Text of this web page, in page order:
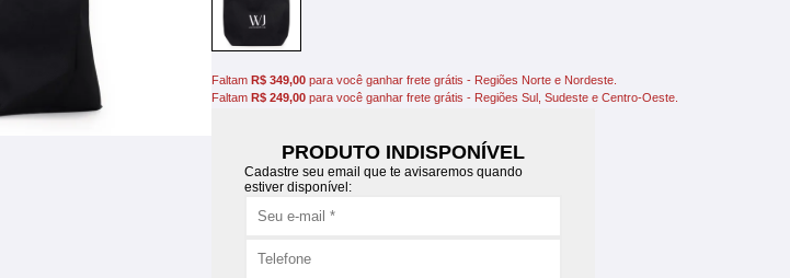
Faltam R$ 349,00 para você ganhar frete grátis - Regiões Norte e Nordeste.
Faltam R$ 249,00 para você ganhar frete grátis - Regiões Sul, Sudeste e Centro-Oeste.
PRODUTO INDISPONÍVEL
Cadastre seu email que te avisaremos quando
estiver disponível: